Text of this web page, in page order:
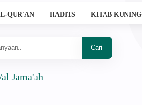
QUR'AN HADITS KITAB KUNING